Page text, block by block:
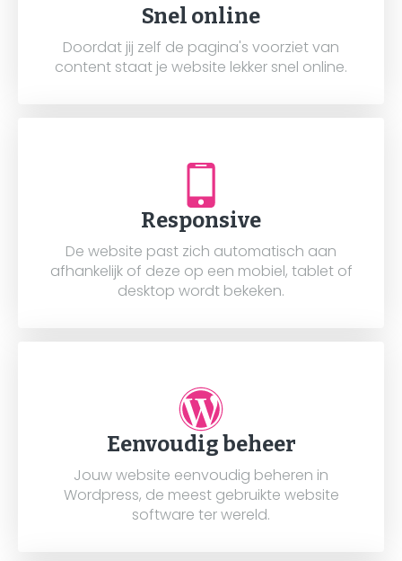
Snel online
Doordat jij zelf de pagina's voorziet van
content staat je website lekker snel online.
Responsive
De website past zich automatisch aan
afhankelijk of deze op een mobiel, tablet of
desktop wordt bekeken.
Eenvoudig beheer
Jouw website eenvoudig beheren in
Wordpress, de meest gebruikte website
software ter wereld.